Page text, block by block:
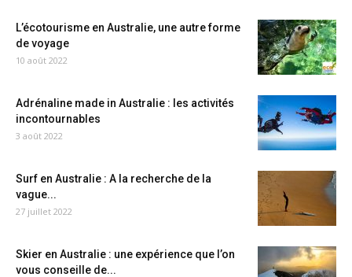
L’écotourisme en Australie, une autre forme
de voyage
10 août 2022
Adrénaline made in Australie : les activités
incontournables
3 août 2022
Surf en Australie : A la recherche de la
vague...
27 juillet 2022
Skier en Australie : une expérience que l’on
vous conseille de...